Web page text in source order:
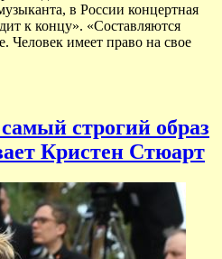
в России концертная
к концу». «Составляются
Человек имеет право на свое
строгий образ
Кристен Стюарт